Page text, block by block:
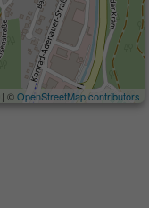
| ©OpenStreetMap contributors